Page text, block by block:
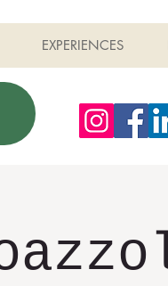
EXPERIENCES